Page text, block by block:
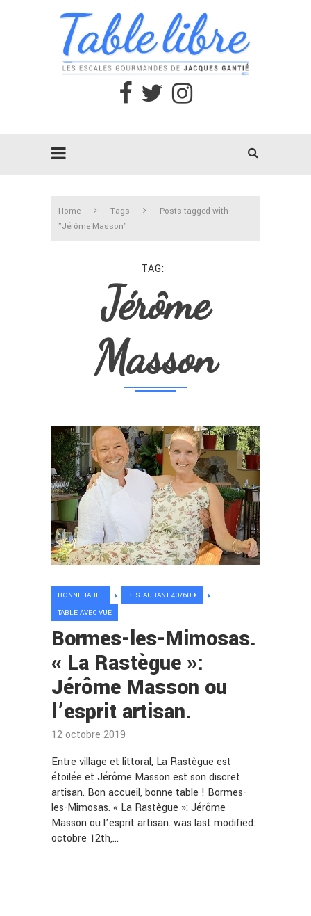
Home Tags
Posts tagged with
"Jérôme Masson"
TAG
Jérôme
Masson
BONNE TABLE
RESTAURANT 40/60 €
TABLE AVEC VUE
Bormes-les-Mimosas.
« La Rastègue »:
Jérôme Masson ou
l’esprit artisan.
12 octobre 2019
Entre village et littoral, La Rastègue est
étoilée et Jérôme Masson est son discret
artisan. Bon accueil, bonne table ! Bormes-
les-Mimosas. « La Rastègue »: Jérôme
Masson ou l’esprit artisan. was last modified:
octobre 12th,…